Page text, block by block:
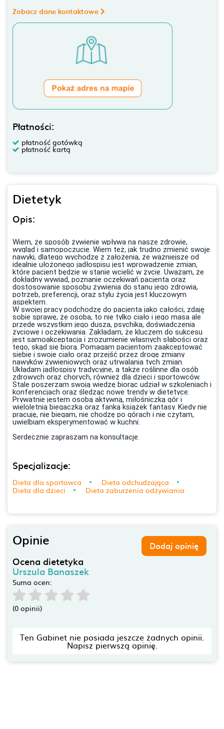
Zobacz dane kontaktowe
Płatności:
płatność gotówką
płatność kartą
Dietetyk
Opis:
Wiem, że sposób żywienie wpływa na nasze zdrowie,
wygląd i samopoczucie. Wiem też, jak trudno zmienić swoje
nawyki, dlatego wychodzę z założenia, że ważniejsze od
idealnie ułożonego jadłospisu jest wprowadzenie zmian,
które pacjent będzie w stanie wcielić w życie. Uważam, że
dokładny wywiad, poznanie oczekiwań pacjenta oraz
dostosowanie sposobu żywienia do stanu jego zdrowia,
potrzeb, preferencji, oraz stylu życia jest kluczowym
aspektem.
W swojej pracy podchodzę do pacjenta jako całości, zdaję
sobie sprawę, że osoba, to nie tylko ciało i jego masa ale
przede wszystkim jego dusza, psychika, doświadczenia
życiowe i oczekiwania. Zakładam, że kluczem do sukcesu
jest samoakceptacja i zrozumienie własnych słabości oraz
tego, skąd się biorą. Pomagam pacjentom zaakceptować
siebie i swoje ciało oraz przejść przez drogę zmiany
nawyków żywieniowych oraz utrwalania tych zmian.
Układam jadłospisy tradycyjne, a także roślinne dla osób
zdrowych oraz chorych, również dla dzieci i sportowców.
Stale poszerzam swoją wiedzę biorąc udział w szkoleniach i
konferencjach oraz śledząc nowe trendy w dietetyce.
Prywatnie jestem osobą aktywną, miłośniczką gór i
wieloletnią biegaczką oraz fanką książek fantasy. Kiedy nie
pracuję, nie biegam, nie chodzę po górach i nie czytam,
uwielbiam eksperymentować w kuchni.
Serdecznie zapraszam na konsultacje.
Specjalizacje:
Dieta dla sportowca
Dieta odchudzająca
Dieta dla dzieci
Dieta zaburzenia odżywiania
Opinie Dodaj opinię
Ocena dietetyka
Urszula Banaszek
Suma ocen:
(0 opinii)
Ten Gabinet nie posiada jeszcze żadnych opinii.
Napisz pierwszą opinię.